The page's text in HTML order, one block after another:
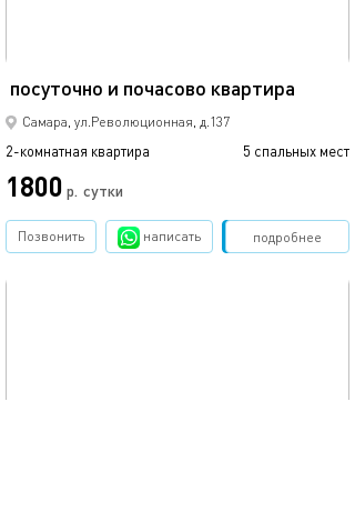
посуточно и почасово квартира
Самара, ул.Революционная, д.137
2-комнатная квартира 5 спальных мест
1800 р. сутки
подробнее
Позвонить написать Забронировать